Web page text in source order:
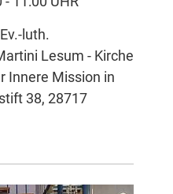
luth.
Lesum - Kirche
Innere Mission in
38, 28717